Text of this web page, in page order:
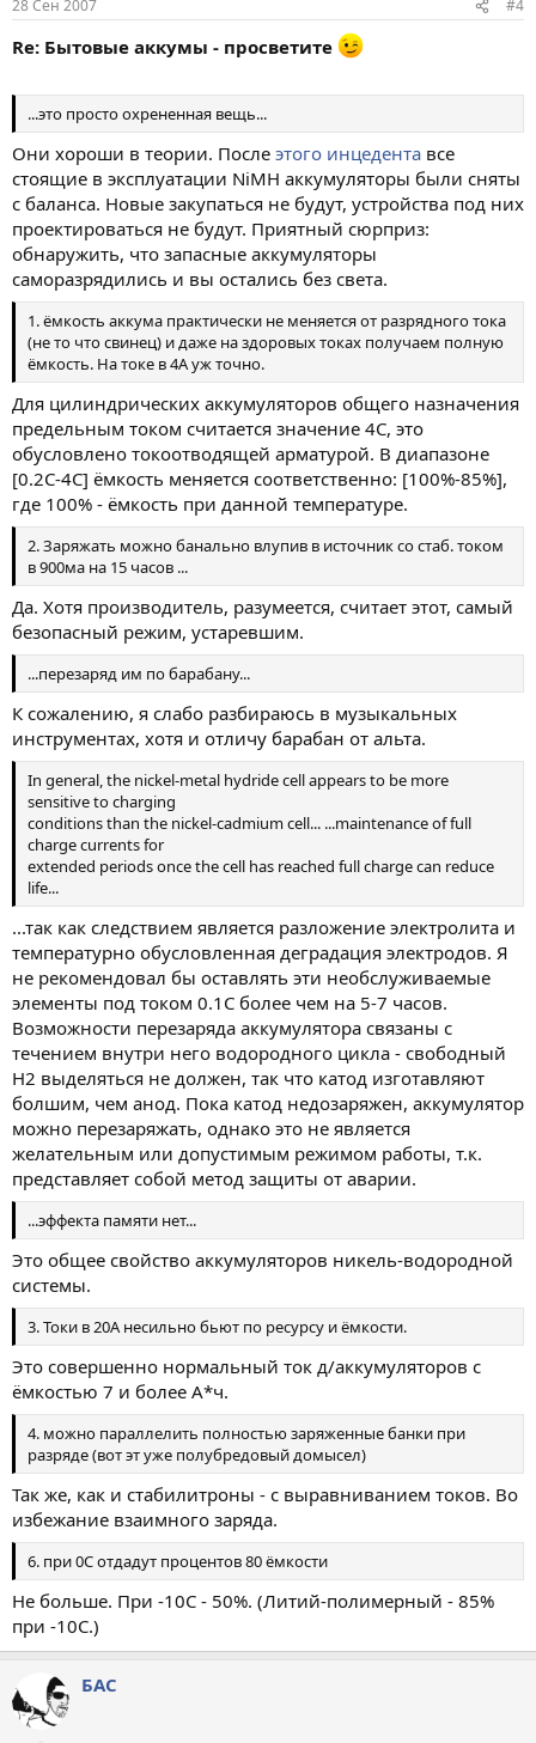
28 Сен 2007 #4
Re: Бытовые аккумы - просветите
...это просто охрененная вещь...
Они хороши в теории. После этого инцедента все
стоящие в эксплуатации NiMH аккумуляторы были сняты
с баланса. Новые закупаться не будут, устройства под них
проектироваться не будут. Приятный сюрприз:
обнаружить, что запасные аккумуляторы
саморазрядились и вы остались без света.
1. ёмкость аккума практически не меняется от разрядного тока
(не то что свинец) и даже на здоровых токах получаем полную
ёмкость. На токе в 4А уж точно.
Для цилиндрических аккумуляторов общего назначения
предельным током считается значение 4C, это
обусловлено токоотводящей арматурой. В диапазоне
[0.2С-4С] ёмкость меняется соответственно: [100%-85%],
где 100% - ёмкость при данной температуре.
2. Заряжать можно банально влупив в источник со стаб. током
в 900ма на 15 часов ...
Да. Хотя производитель, разумеется, считает этот, самый
безопасный режим, устаревшим.
...перезаряд им по барабану...
К сожалению, я слабо разбираюсь в музыкальных
инструментах, хотя и отличу барабан от альта.
In general, the nickel-metal hydride cell appears to be more
sensitive to charging
conditions than the nickel-cadmium cell... ...maintenance of full
charge currents for
extended periods once the cell has reached full charge can reduce
life...
...так как следствием является разложение электролита и
температурно обусловленная деградация электродов. Я
не рекомендовал бы оставлять эти необслуживаемые
элементы под током 0.1С более чем на 5-7 часов.
Возможности перезаряда аккумулятора связаны с
течением внутри него водородного цикла - свободный
H2 выделяться не должен, так что катод изготавляют
болшим, чем анод. Пока катод недозаряжен, аккумулятор
можно перезаряжать, однако это не является
желательным или допустимым режимом работы, т.к.
представляет собой метод защиты от аварии.
...эффекта памяти нет...
Это общее свойство аккумуляторов никель-водородной
системы.
3. Токи в 20А несильно бьют по ресурсу и ёмкости.
Это совершенно нормальный ток д/аккумуляторов с
ёмкостью 7 и более А*ч.
4. можно параллелить полностью заряженные банки при
разряде (вот эт уже полубредовый домысел)
Так же, как и стабилитроны - с выравниванием токов. Во
избежание взаимного заряда.
6. при 0С отдадут процентов 80 ёмкости
Не больше. При -10С - 50%. (Литий-полимерный - 85%
при -10С.)
БАС